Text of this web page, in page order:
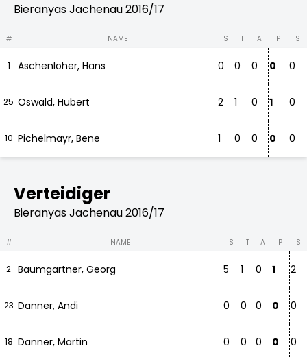
Bieranyas Jachenau 2016/17
# NAME S T A P S
1 Aschenloher, Hans 0 0 0 0 0
25 Oswald, Hubert 2 1 0 1 0
10 Pichelmayr, Bene 1 0 0 0 0
Verteidiger
Bieranyas Jachenau 2016/17
# NAME S T A P S
2 Baumgartner, Georg 5 1 0 1 2
23 Danner, Andi 0 0 0 0 0
18 Danner, Martin 0 0 0 0 0